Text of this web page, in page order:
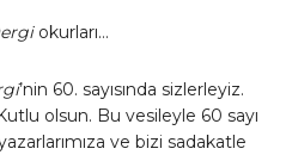
okurları…
’nin 60. sayısında sizlerleyiz.
olsun. Bu vesileyle 60 sayı
ve bizi sadakatle